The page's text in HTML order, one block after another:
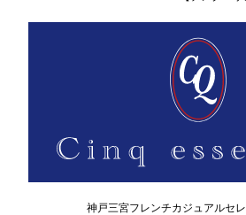
神戸三宮フレンチカジュアルセ